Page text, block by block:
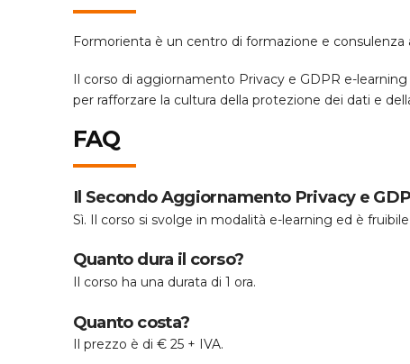
Formorienta è un centro di formazione e
Il corso di aggiornamento Privacy e GDPR e-
per rafforzare la cultura della protezione dei dati e
FAQ
Il Secondo Aggiornamento Privacy e
Sì. Il corso si svolge in modalità e-learning ed è
Quanto dura il corso?
Il corso ha una durata di 1 ora.
Quanto costa?
Il prezzo è di € 25 + IVA.